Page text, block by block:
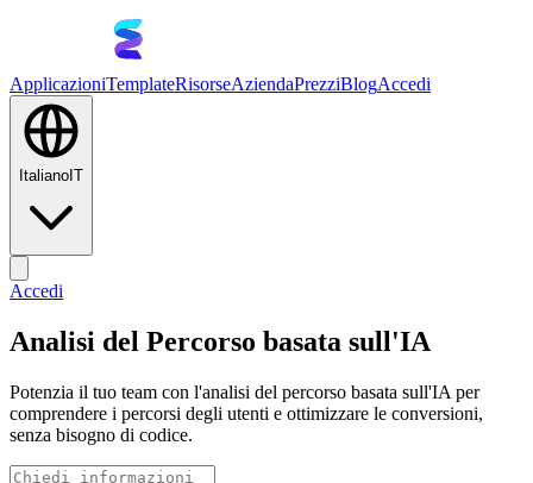
ApplicazioniTemplateRisorseAziendaPrezziBlogAccedi
Italiano IT
Accedi
Analisi del Percorso basata sull'IA
Potenzia il tuo team con l'analisi del percorso basata sull'IA per
comprendere i percorsi degli utenti e ottimizzare le conversioni,
senza bisogno di codice.